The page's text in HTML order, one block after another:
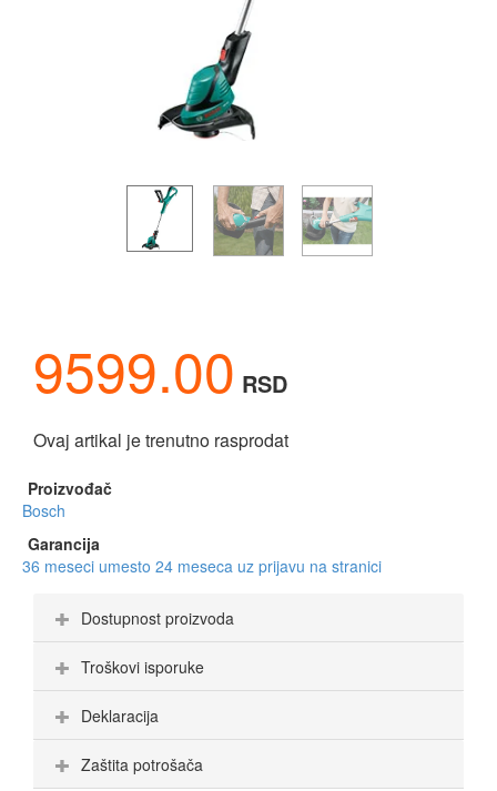
9599.00 RSD
Ovaj artikal je trenutno rasprodat
Proizvođač
Bosch
Garancija
36 meseci umesto 24 meseca uz prijavu na stranici
Dostupnost proizvoda
Troškovi isporuke
Deklaracija
Zaštita potrošača